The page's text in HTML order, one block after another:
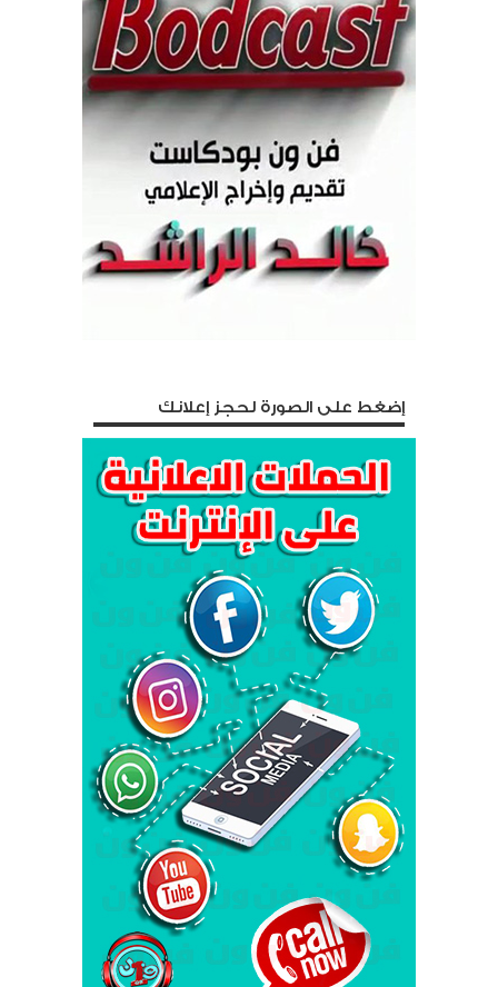
إضغط على الصورة لحجز إعلانك